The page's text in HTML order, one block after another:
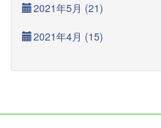
2021年5月 (21)
2021年4月 (15)